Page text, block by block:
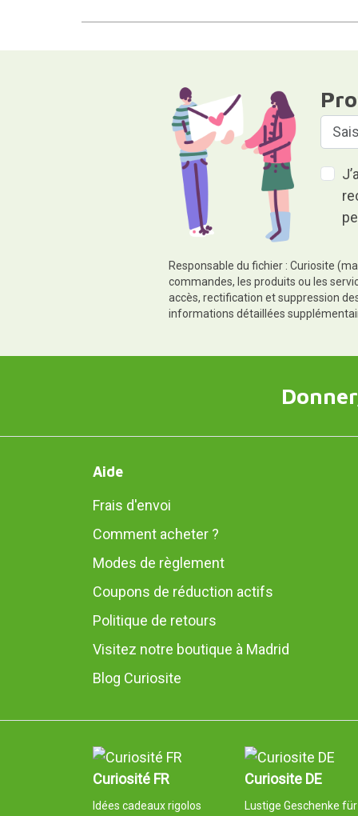
Responsable du fichier : Curiosite
commandes, les produits ou les
accès, rectification et suppression
informations détaillées
Aide
Frais d'envoi
Comment acheter ?
Modes de règlement
Coupons de réduction actifs
Politique de retours
Visitez notre boutique à Madrid
Blog Curiosite
Curiosité FR
Idées cadeaux rigolos
Curiosite DE
Lustige Geschenke für